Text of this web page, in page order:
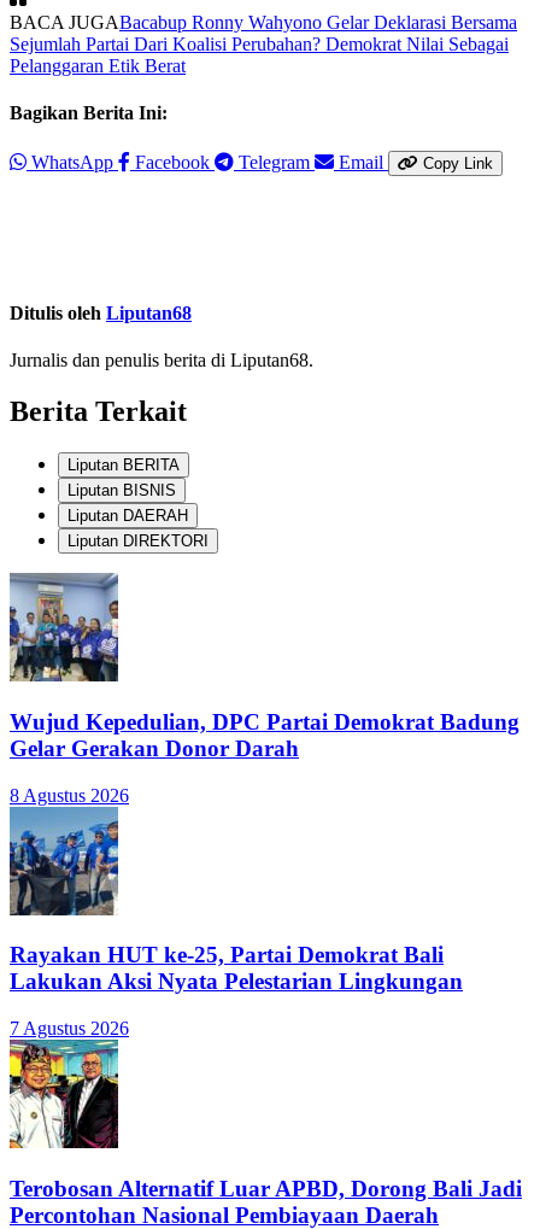
BACA JUGABacabup Ronny Wahyono Gelar Deklarasi Bersama
Sejumlah Partai Dari Koalisi Perubahan? Demokrat Nilai Sebagai
Pelanggaran Etik Berat
Bagikan Berita Ini:
WhatsApp Facebook Telegram Email Copy Link
Ditulis oleh Liputan68
Jurnalis dan penulis berita di Liputan68.
Berita Terkait
Liputan BERITA
Liputan BISNIS
Liputan DAERAH
Liputan DIREKTORI
Wujud Kepedulian, DPC Partai Demokrat Badung
Gelar Gerakan Donor Darah
8 Agustus 2026
Rayakan HUT ke-25, Partai Demokrat Bali
Lakukan Aksi Nyata Pelestarian Lingkungan
7 Agustus 2026
Terobosan Alternatif Luar APBD, Dorong Bali Jadi
Percontohan Nasional Pembiayaan Daerah